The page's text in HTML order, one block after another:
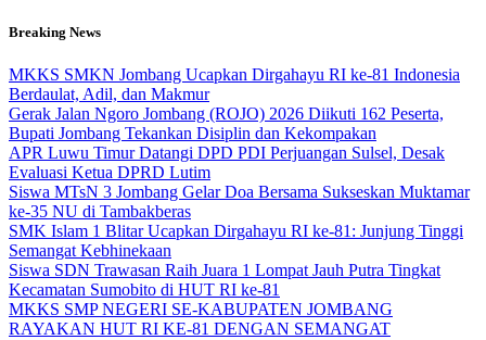
Skip
content
Breaking News
MKKS SMKN Jombang Ucapkan Dirgahayu RI ke-81 Indonesia
Berdaulat, Adil, dan Makmur
Gerak Jalan Ngoro Jombang (ROJO) 2026 Diikuti 162 Peserta,
Bupati Jombang Tekankan Disiplin dan Kekompakan
APR Luwu Timur Datangi DPD PDI Perjuangan Sulsel, Desak
Evaluasi Ketua DPRD Lutim
Siswa MTsN 3 Jombang Gelar Doa Bersama Sukseskan Muktamar
ke-35 NU di Tambakberas
SMK Islam 1 Blitar Ucapkan Dirgahayu RI ke-81: Junjung Tinggi
Semangat Kebhinekaan
Siswa SDN Trawasan Raih Juara 1 Lompat Jauh Putra Tingkat
Kecamatan Sumobito di HUT RI ke-81
MKKS SMP NEGERI SE-KABUPATEN JOMBANG
RAYAKAN HUT RI KE-81 DENGAN SEMANGAT